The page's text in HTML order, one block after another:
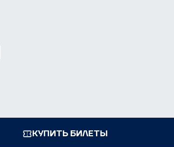
КУПИТЬ БИЛЕТЫ